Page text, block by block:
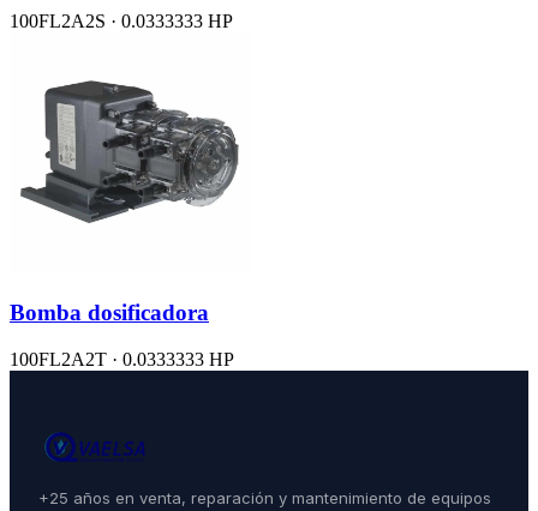
100FL2A2S · 0.0333333 HP
Bomba dosificadora
100FL2A2T · 0.0333333 HP
+25 años en venta, reparación y mantenimiento de equipos